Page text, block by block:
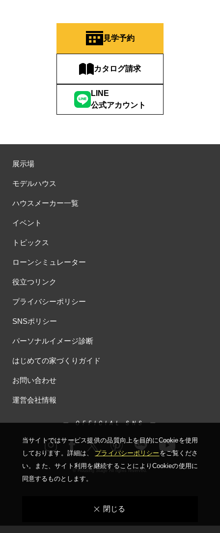
見学予約
カタログ請求
LINE
公式アカウント
展示場
モデルハウス
ハウスメーカー一覧
イベント
トピックス
ローンシミュレーター
役立つリンク
プライバシーポリシー
SNSポリシー
パーソナルイメージ診断
はじめての家づくりガイド
お問い合わせ
運営会社情報
ー OFFICIAL SNS ー
© Housing Stage All rights reserved.
当サイトではサービス提供の品質向上を⽬的にCookieを使⽤
しております。詳細は、プライバシーポリシー をご覧くださ
い。
また、サイト利⽤を継続することによりCookieの使⽤に
同意するものとします。
閉じる